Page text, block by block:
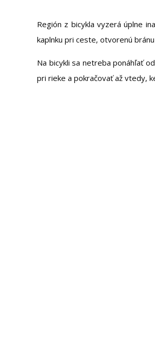
Región z bicykla vyzerá úplne
kaplnku pri ceste, otvorenú
Na bicykli sa netreba ponáhľať
pri rieke a pokračovať až vtedy,